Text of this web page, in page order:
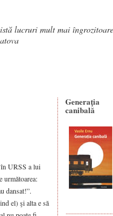
lucruri mult mai
URSS a lui
următoarea:
dansat!”.
el) şi alta e să
Generaţia
canibală